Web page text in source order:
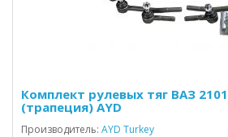
Комплект рулевых тяг ВАЗ
(трапеция) AYD
Производитель: AYD Turkey